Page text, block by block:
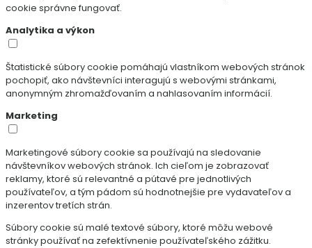
cookie správne fungovať.
Analytika a výkon
Štatistické súbory cookie pomáhajú vlastníkom webových stránok
pochopiť, ako návštevníci interagujú s webovými stránkami,
anonymným zhromažďovaním a nahlasovaním informácií.
Marketing
Marketingové súbory cookie sa používajú na sledovanie
návštevníkov webových stránok. Ich cieľom je zobrazovať
reklamy, ktoré sú relevantné a pútavé pre jednotlivých
používateľov, a tým pádom sú hodnotnejšie pre vydavateľov a
inzerentov tretích strán.
Súbory cookie sú malé textové súbory, ktoré môžu webové
stránky používať na zefektívnenie používateľského zážitku.